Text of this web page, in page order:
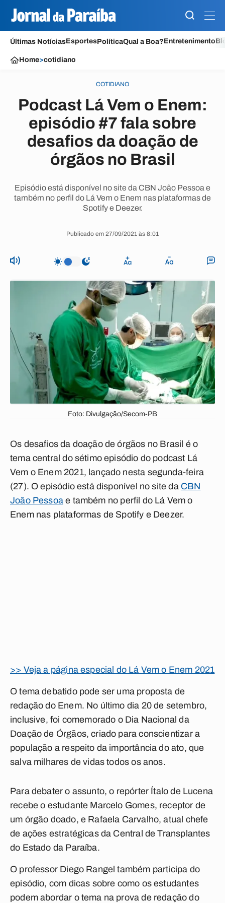
Últimas NotíciasEsportesPolíticaQual a Boa?Entretenimento
Home>cotidiano
COTIDIANO
Podcast Lá Vem o Enem:
episódio #7 fala sobre
desafios da doação de
órgãos no Brasil
Episódio está disponível no site da CBN João Pessoa e
também no perfil do Lá Vem o Enem nas plataformas de
Spotify e Deezer.
Publicado em 27/09/2021 às 8:01
Foto: Divulgação/Secom-PB
Os desafios da doação de órgãos no Brasil é o
tema central do sétimo episódio do podcast Lá
Vem o Enem 2021, lançado nesta segunda-feira
(27). O episódio está disponível no site da CBN
João Pessoae também no perfil do Lá Vem o
Enem nas plataformas de Spotify e Deezer.
>> Veja a página especial do Lá Vem o Enem 2021
O tema debatido pode ser uma proposta de
redação do Enem. No último dia 20 de setembro,
inclusive, foi comemorado o Dia Nacional da
Doação de Órgãos, criado para conscientizar a
população a respeito da importância do ato, que
salva milhares de vidas todos os anos.
Para debater o assunto, o repórter Ítalo de Lucena
recebe o estudante Marcelo Gomes, receptor de
um órgão doado, e Rafaela Carvalho, atual chefe
de ações estratégicas da Central de Transplantes
do Estado da Paraíba.
O professor Diego Rangel também participa do
episódio, com dicas sobre como os estudantes
podem abordar o tema na prova de redação do